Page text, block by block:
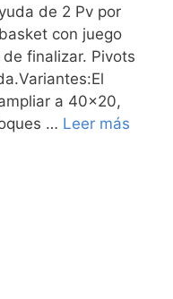
de 2 Pv por
con juego
finalizar. Pivots
a 40×20,
… Leer más